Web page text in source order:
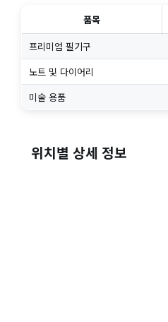
품목
프리미엄 필기구
노트 및 다이어리
미술 용품
위치별 상세 정보